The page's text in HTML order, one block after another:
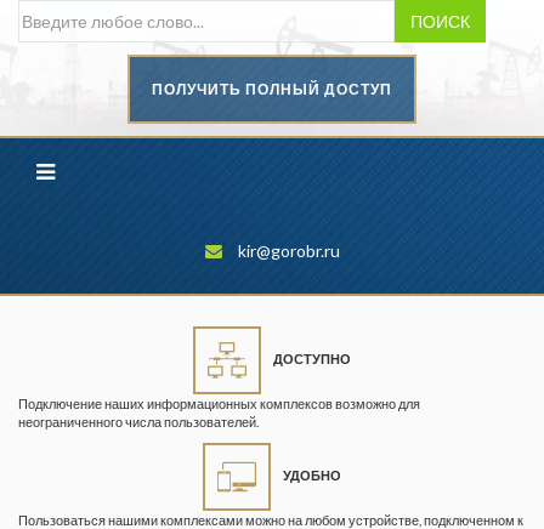
ПОИСК
ПОЛУЧИТЬ ПОЛНЫЙ ДОСТУП
kir@gorobr.ru
ДОСТУПНО
Подключение наших информационных комплексов возможно для
неограниченного числа пользователей.
УДОБНО
Пользоваться нашими комплексами можно на любом устройстве, подключенном к
промышленности
Геопрофи
Горнопромышленные ведомости